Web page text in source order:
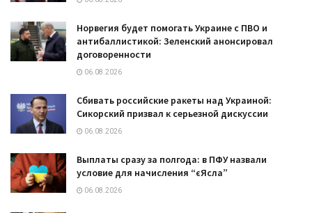
Норвегия будет помогать Украине с ПВО и
антибаллистикой: Зеленский анонсировал
договоренности
06.08.2026
Сбивать российские ракеты над Украиной:
Сикорский призвал к серьезной дискуссии
06.08.2026
Выплаты сразу за полгода: в ПФУ назвали
условие для начисления “єЯсла”
06.08.2026